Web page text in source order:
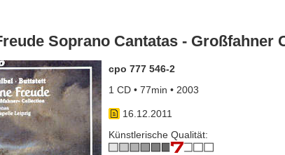
Soprano Cantatas - Großfahner
cpo 777 546-2
1 CD • 77min • 2003
16.12.2011
Künstlerische Qualität: